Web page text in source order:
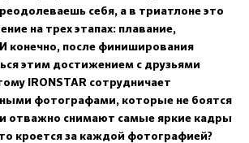
себя, а в триатлоне это
на трех этапах: плавание,
И конечно, после финиширования
этим достижением с друзьями
IRONSTAR сотрудничает
фотографами, которые не боятся
и отважно снимают самые яркие кадры
кроется за каждой фотографией?